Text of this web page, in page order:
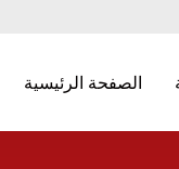
الصفحة الرئيسية